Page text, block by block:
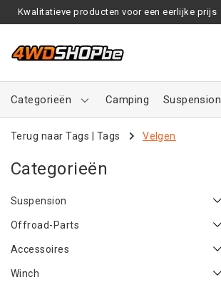
Kwalitatieve producten voor een eerlijke prijs
Categorieën Camping Suspension
Terug naar Tags Tags Velgen
Categorieën
Suspension
Offroad-Parts
Accessoires
Winch